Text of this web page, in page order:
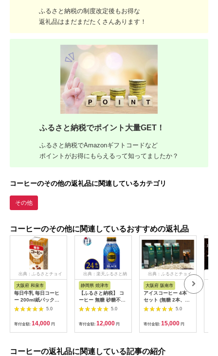
ふるさと納税の制度改定後もお得な
返礼品はまだまだたくさんあります！
ふるさと納税でポイント大量GET！
ふるさと納税でAmazonギフトコードなど
ポイントがお得にもらえるって知ってましたか？
コーヒーのその他の返礼品に関連しているカテゴリ
その他
コーヒーのその他に関連しているおすすめの返礼品
出典：ふるさとチョイ
ス
大阪府 和泉市
毎日牛乳 毎日コーヒ
ー 200ml紙パック
×48本入【1282181】
5.0
寄付金額: 14,000 円
出典：楽天ふるさと納
税
静岡県 焼津市
【ふるさと納税】 コ
ーヒー 無糖 砂糖不使
用 ブラック 缶 蓋つき
390ml×24本 タリー
ズ キリマンジャロ 焼
津 a12-239
5.0
寄付金額: 12,000 円
出典：ふるさとチョイ
大阪府 阪南市
アイスコーヒー 4本
セット (無糖 2本、は
ちみつ入り 加糖 2本)
5.0
寄付金額: 15,000 円
コーヒーの返礼品に関連している記事の紹介